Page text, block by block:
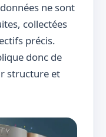
ne sont
collectées
précis.
donc de
structure et